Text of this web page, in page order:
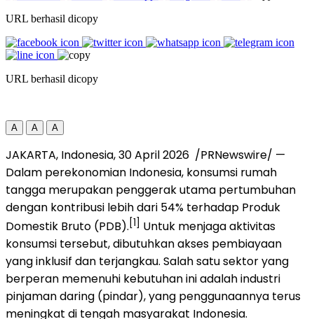
URL berhasil dicopy
URL berhasil dicopy
A A A
JAKARTA, Indonesia,30 April 2026 /PRNewswire/ —
Dalam perekonomian Indonesia, konsumsi rumah
tangga merupakan penggerak utama pertumbuhan
dengan kontribusi lebih dari 54% terhadap Produk
Domestik Bruto (PDB). [1] Untuk menjaga aktivitas
konsumsi tersebut, dibutuhkan akses pembiayaan
yang inklusif dan terjangkau. Salah satu sektor yang
berperan memenuhi kebutuhan ini adalah industri
pinjaman daring (pindar), yang penggunaannya terus
meningkat di tengah masyarakat Indonesia.